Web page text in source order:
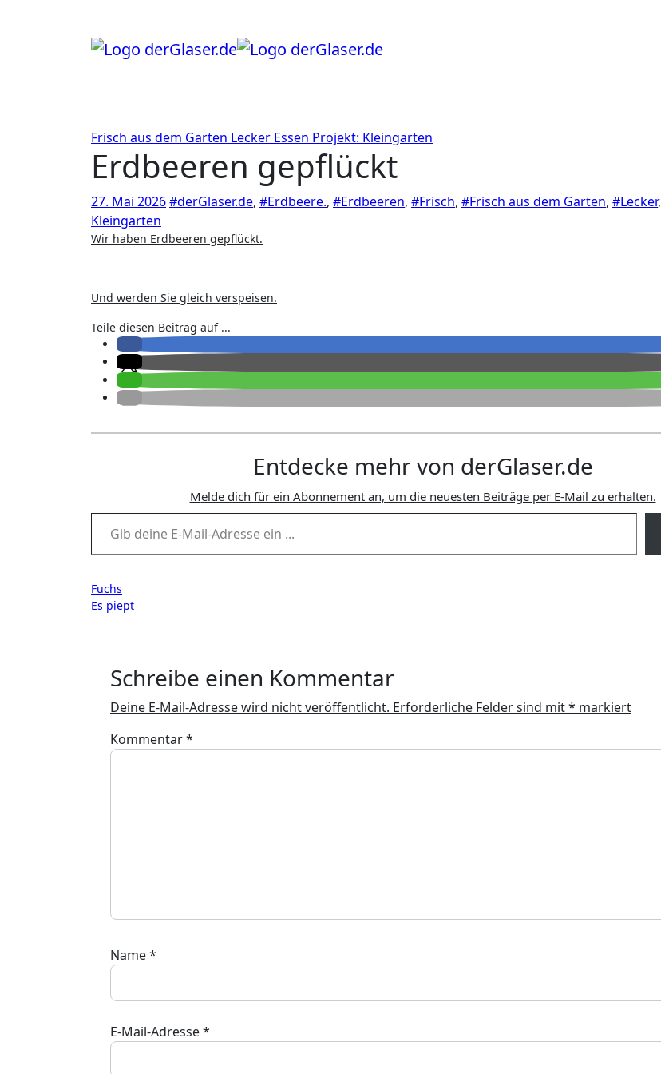
Frisch aus dem Garten Lecker Essen Projekt: Kleingarten
Erdbeeren gepflückt
27. Mai 2026#derGlaser.de, #Erdbeere., #Erdbeeren, #Frisch, #Frisch aus dem Garten, #Lecker,
Kleingarten
Wir haben Erdbeeren gepflückt.
Und werden Sie gleich verspeisen.
Teile diesen Beitrag auf ...
Entdecke mehr von derGlaser.de
Melde dich für ein Abonnement an, um die neuesten Beiträge per E-Mail zu erhalten.
Gib deine E-Mail-Adresse ein ...
Beitragsnavigation
Fuchs
Es piept
Schreibe einen Kommentar
Deine E-Mail-Adresse wird nicht veröffentlicht. Erforderliche Felder sind mit* markiert
Kommentar*
Name*
E-Mail-Adresse*